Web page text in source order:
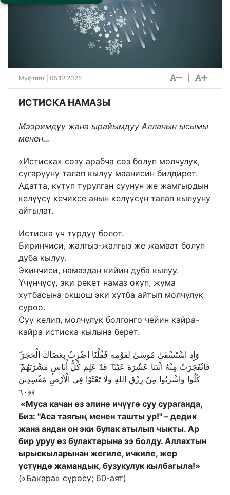
Муфтият | 05.12.2025
ИСТИСКА НАМАЗЫ
Мээримдүү жана ырайымдуу Алланын ысымы
менен...
«Истиска» сөзү арабча сөз болуп молчулук,
сугарууну талап кылуу маанисин билдирет.
Адатта, күтүп турулган суунун же жамгырдын
келүүсү кечиксе анын келүүсүн талап кылууну
айтылат.
Истиска үч түрдүү болот.
Биринчиси, жалгыз-жалгыз же жамаат болуп
дуба кылуу.
Экинчиси, намаздан кийин дуба кылуу.
Үчүнчүсү, эки рекет намаз окуп, жума
хутбасына окшош эки хутба айтып молчулук
суроо.
Суу келип, молчулук болгонго чейин кайра-
кайра истиска кылына берет.
وَإِذِ اسْتَسْقَىٰ مُوسَىٰ لِقَوْمِهِ فَقُلْنَا اضْرِبْ بِعَصَاكَ الْحَجَرَ ۖ
فَانْفَجَرَتْ مِنْهُ اثْنَتَا عَشْرَةَ عَيْنًا ۖ قَدْ عَلِمَ كُلُّ أُنَاسٍ مَشْرَبَهُمْ ۖ
كُلُوا وَاشْرَبُوا مِنْ رِزْقِ اللهِ وَلَا تَعْثَوْا فِي الْأَرْضِ مُفْسِدِينَ
﴿٦٠﴾
«Муса качан өз элине ичүүгө суу сураганда,
Биз: "Аса таягың менен ташты ур!" – дедик
жана андан он эки булак атылып чыкты. Ар
бир уруу өз булактарына ээ болду. Аллахтын
ырыскыларынан жегиле, ичкиле, жер
үстүндө жамандык, бузукулук кылбагыла!»
(«Бакара» сүрөсү; 60-аят)